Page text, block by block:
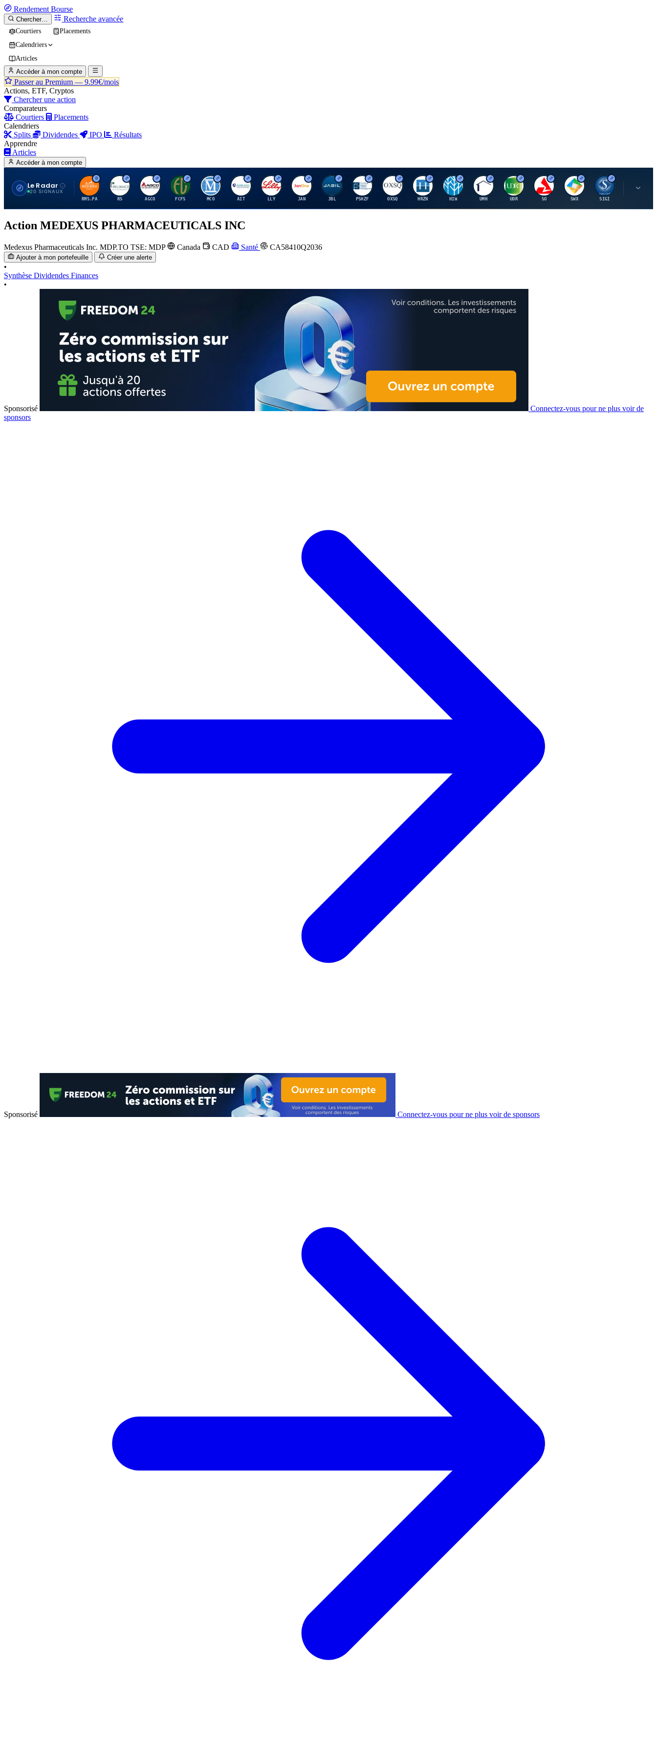
Rendement Bourse
Chercher… Recherche avancée
Courtiers
Placements
Calendriers
Articles
Accéder à mon compte
Passer au Premium — 9.99€/mois
Actions, ETF, Cryptos
Chercher une action
Comparateurs
Courtiers
Placements
Calendriers
Splits
Dividendes IPO
Résultats
Apprendre
Articles
Accéder à mon compte
Le Radar
20 SIGNAUX
H
RMS.PA
R
RS
A
AGCO
F
FCFS
M
MCO
A
AIT
E
LLY
J
JAN
J
JBL
P
PSHZF
O
OXSQ
H
HRZN
H
HIW
U
UMH
U
UDR
S
SO
S
SWX
S
SIGI
L
Action MEDEXUS PHARMACEUTICALS INC
Medexus Pharmaceuticals Inc. MDP.TO TSE: MDP Canada CAD Santé CA58410Q2036
Ajouter à mon portefeuille Créer une alerte
•
Synthèse Dividendes Finances
•
Sponsorisé
Connectez-vous pour ne plus voir de
sponsors
Sponsorisé Connectez-vous pour ne plus voir de sponsors